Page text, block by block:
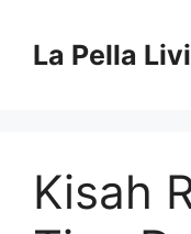
contentLa Pella
Kisah